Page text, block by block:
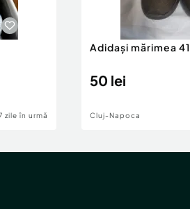
zile în urmă
Adidași mărimea 41
50 lei
Cluj-Napoca